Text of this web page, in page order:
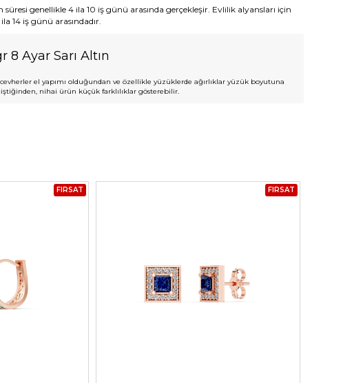
süresi genellikle 4 ila 10 iş günü arasında gerçekleşir. Evlilik alyansları için
14 iş günü arasındadır.
8 Ayar Sarı Altın
el yapımı olduğundan ve özellikle yüzüklerde ağırlıklar yüzük boyutuna
nihai ürün küçük farklılıklar gösterebilir.
FIRSAT FIRSAT